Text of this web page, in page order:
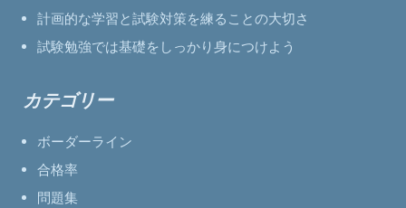
計画的な学習と試験対策を練ることの大切さ
試験勉強では基礎をしっかり身につけよう
カテゴリー
ボーダーライン
合格率
問題集